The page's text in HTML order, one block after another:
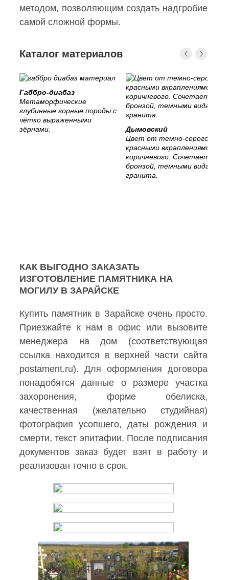
методом, позволяющим создать надгробие
самой сложной формы.
Каталог материалов
Габбро-диабаз
Метаморфические
глубинные горные породы с
чётко выраженными
зёрнами.
Дымовский
Цвет от темно-серого с
красными вкраплениями, до
коричневого. Сочетается с
бронзой, темными видами
гранита.
КАК ВЫГОДНО ЗАКАЗАТЬ
ИЗГОТОВЛЕНИЕ ПАМЯТНИКА НА
МОГИЛУ В ЗАРАЙСКЕ
Купить памятник в Зарайске очень просто.
Приезжайте к нам в офис или вызовите
менеджера на дом (соответствующая
ссылка находится в верхней части сайта
postament.ru). Для оформления договора
понадобятся данные о размере участка
захоронения, форме обелиска,
качественная (желательно студийная)
фотография усопшего, даты рождения и
смерти, текст эпитафии. После подписания
документов заказ будет взят в работу и
реализован точно в срок.